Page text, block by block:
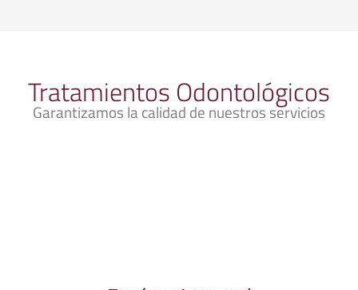
Tratamientos Odontológicos
Garantizamos la calidad de nuestros servicios